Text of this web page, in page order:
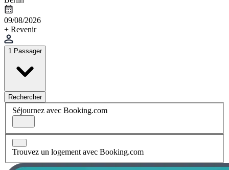
09/08/2026
+ Revenir
1 Passager
Rechercher
Séjournez avec Booking.com
Trouvez un logement avec Booking.com